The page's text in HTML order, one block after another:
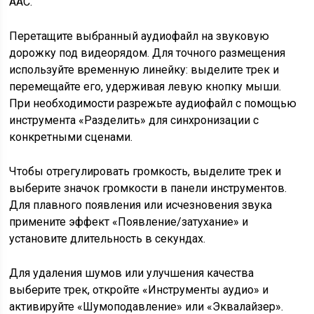
Перетащите выбранный аудиофайл на звуковую
дорожку под видеорядом. Для точного размещения
используйте временную линейку: выделите трек и
перемещайте его, удерживая левую кнопку мыши.
При необходимости разрежьте аудиофайл с помощью
инструмента «Разделить» для синхронизации с
конкретными сценами.
Чтобы отрегулировать громкость, выделите трек и
выберите значок громкости в панели инструментов.
Для плавного появления или исчезновения звука
примените эффект «Появление/затухание» и
установите длительность в секундах.
Для удаления шумов или улучшения качества
выберите трек, откройте «Инструменты аудио» и
активируйте «Шумоподавление» или «Эквалайзер».